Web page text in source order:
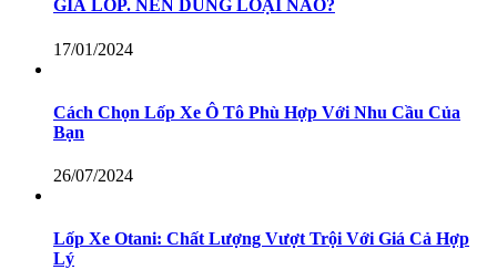
GIÁ LỐP. NÊN DÙNG LOẠI NÀO?
17/01/2024
Cách Chọn Lốp Xe Ô Tô Phù Hợp Với Nhu Cầu Của
Bạn
26/07/2024
Lốp Xe Otani: Chất Lượng Vượt Trội Với Giá Cả Hợp
Lý